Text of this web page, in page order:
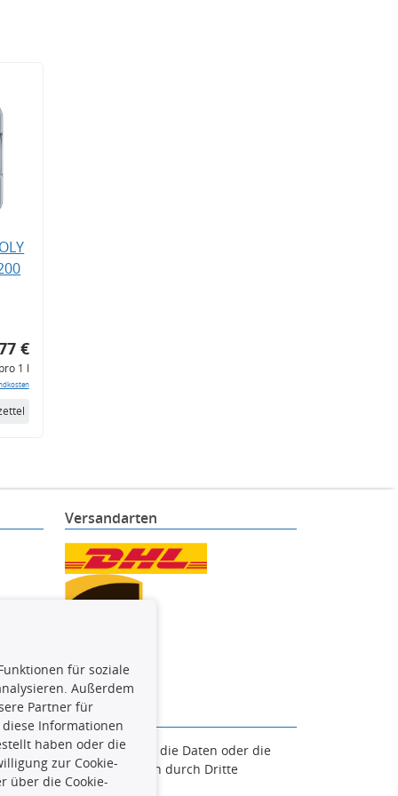
€
1 l
Versandarten
Es ist zu unterlassen, die Daten oder die
oder diese Handlungen durch Dritte
verfolgt.
für soziale
Außerdem
Partner für
Informationen
haben oder die
zur Cookie-
über die Cookie-